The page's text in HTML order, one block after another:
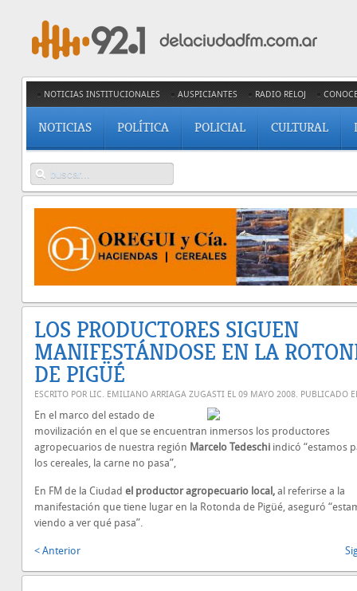
NOTICIAS INSTITUCIONALES AUSPICIANTES RADIO RELOJ
NOTICIAS POLÍTICA POLICIAL CULTURAL
LOS PRODUCTORES SIGUEN
MANIFESTÁNDOSE EN LA
DE PIGÜÉ
ESCRITO POR LIC. EMILIANO ARRIAGA ZUGASTI EL 09 MAYO 2008. PUBLICADO
En el marco del estado de
movilización en el que se encuentran inmersos los productores
agropecuarios de nuestra región Marcelo Tedeschi indicó “estamos
los cereales, la carne no pasa”,
En FM de la Ciudad el productor agropecuario local, al referirse a la
manifestación que tiene lugar en la Rotonda de Pigüé, aseguró
viendo a ver qué pasa”.
< Anterior